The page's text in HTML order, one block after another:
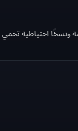
احتياطية تحمي